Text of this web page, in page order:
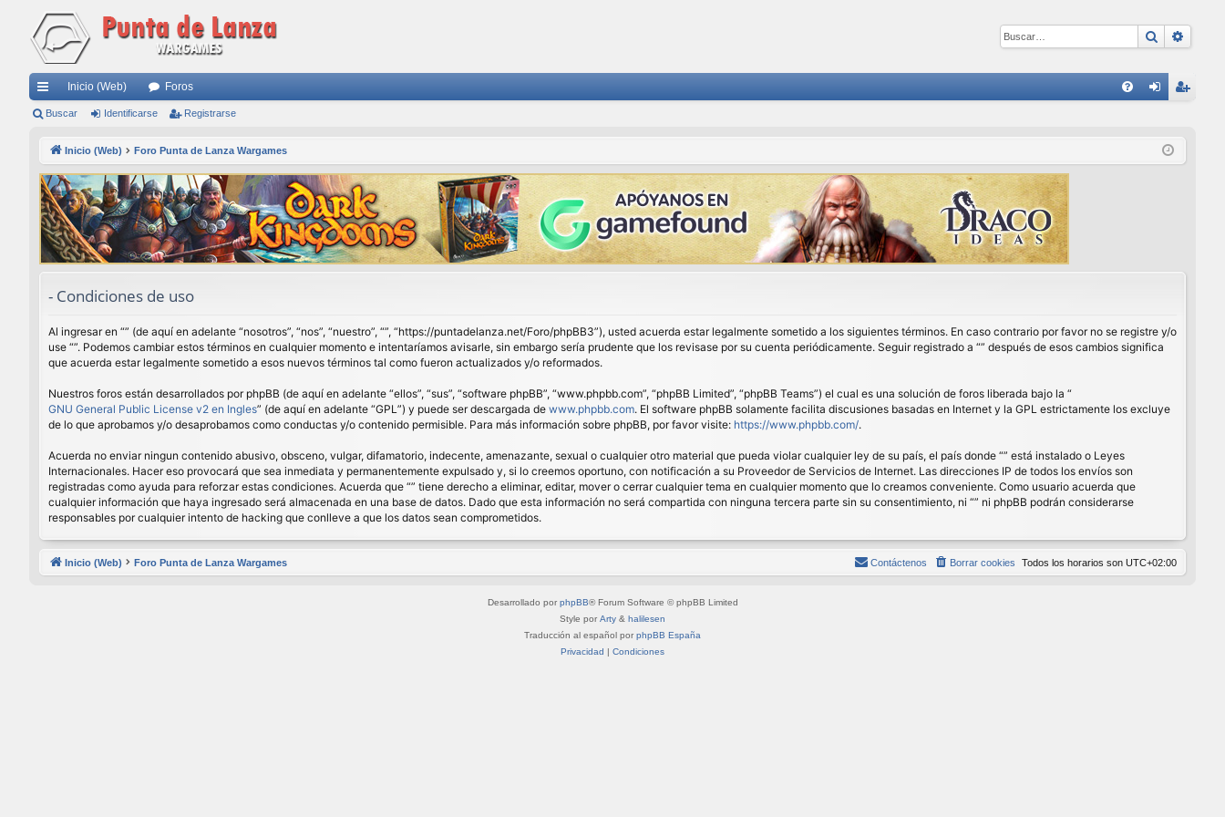
Buscar
nl
rá
pi
do
Inicio (Web) Foros
ist
Buscar Identificarse Registrarse
Inicio (Web) Foro Punta de Lanza Wargames
- Condiciones de uso
Al ingresar en “” (de aquí en adelante “nosotros”, “nos”, “nuestro”, “”, “https://puntadelanza.net/Foro/phpBB3”), usted acuerda estar legalmente sometido a los siguientes términos. En caso contrario por favor no se registre y/o
use “”. Podemos cambiar estos términos en cualquier momento e intentaríamos avisarle, sin embargo sería prudente que los revisase por su cuenta periódicamente. Seguir registrado a “” después de esos cambios significa
que acuerda estar legalmente sometido a esos nuevos términos tal como fueron actualizados y/o reformados.
Nuestros foros están desarrollados por phpBB (de aquí en adelante “ellos”, “sus”, “software phpBB”, “www.phpbb.com”, “phpBB Limited”, “phpBB Teams”) el cual es una solución de foros liberada bajo la “
GNU General Public License v2 en Ingles” (de aquí en adelante “GPL”) y puede ser descargada de www.phpbb.com. El software phpBB solamente facilita discusiones basadas en Internet y la GPL estrictamente los excluye
de lo que aprobamos y/o desaprobamos como conductas y/o contenido permisible. Para más información sobre phpBB, por favor visite: https://www.phpbb.com/.
Acuerda no enviar ningun contenido abusivo, obsceno, vulgar, difamatorio, indecente, amenazante, sexual o cualquier otro material que pueda violar cualquier ley de su país, el país donde “” está instalado o Leyes
Internacionales. Hacer eso provocará que sea inmediata y permanentemente expulsado y, si lo creemos oportuno, con notificación a su Proveedor de Servicios de Internet. Las direcciones IP de todos los envíos son
registradas como ayuda para reforzar estas condiciones. Acuerda que “” tiene derecho a eliminar, editar, mover o cerrar cualquier tema en cualquier momento que lo creamos conveniente. Como usuario acuerda que
cualquier información que haya ingresado será almacenada en una base de datos. Dado que esta información no será compartida con ninguna tercera parte sin su consentimiento, ni “” ni phpBB podrán considerarse
responsables por cualquier intento de hacking que conlleve a que los datos sean comprometidos.
Inicio (Web) Foro Punta de Lanza Wargames Todos los horarios son UTC+02:00
Borrar cookies
Contáctenos
Desarrollado por phpBB® Forum Software © phpBB Limited
Style por Arty & halilesen
Traducción al español por phpBB España
Privacidad | Condiciones